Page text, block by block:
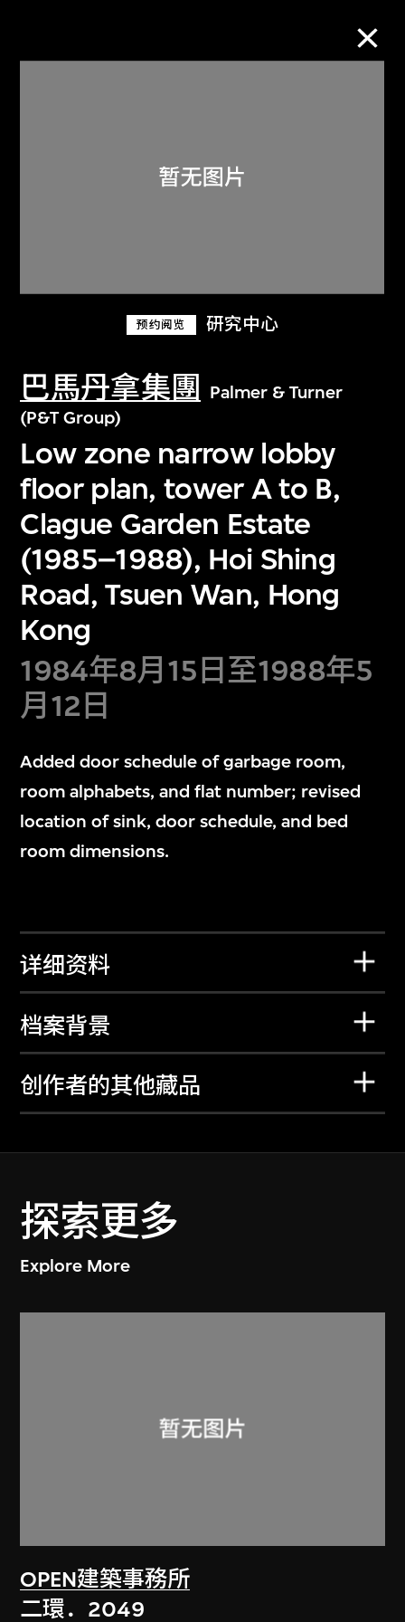
预约阅览 研究中心
巴馬丹拿集團
Palmer & Turner
(P&T Group)
Low zone narrow lobby
floor plan, tower A to B,
Clague Garden Estate
(1985–1988), Hoi Shing
Road, Tsuen Wan, Hong
Kong
1984年8月15日至1988年5
月12日
Added door schedule of garbage room,
room alphabets, and flat number; revised
location of sink, door schedule, and bed
room dimensions.
详细资料
档案背景
创作者的其他藏品
探索更多
Explore More
OPEN建築事務所
二環．2049
关于M+藏品
探索世界顶级的二十及二十一世纪视觉
文化藏品。